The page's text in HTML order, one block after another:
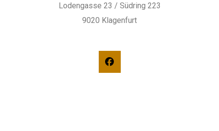
Lodengasse 23 / Südring 223
9020 Klagenfurt